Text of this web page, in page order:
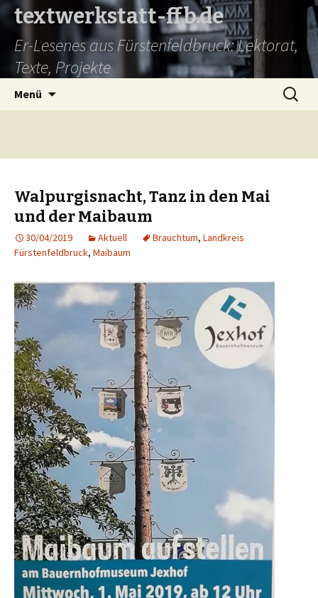
textwerkstatt-ffb.de
Er-Lesenes aus Fürstenfeldbruck: Lektorat,
Texte, Projekte
Menü
Suche
nach:
Walpurgisnacht, Tanz in den Mai
und der Maibaum
30/04/2019 Aktuell Brauchtum, Landkreis
Fürstenfeldbruck, Maibaum